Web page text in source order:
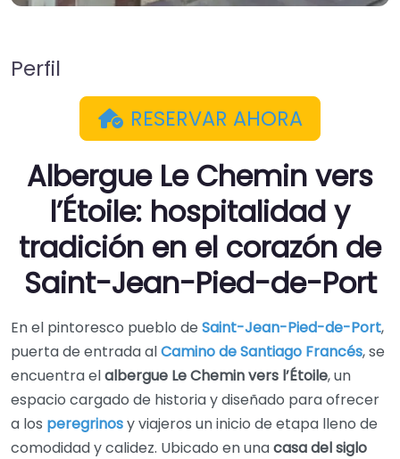
Perfil
RESERVAR AHORA
Albergue Le Chemin vers
l’Étoile: hospitalidad y
tradición en el corazón de
Saint-Jean-Pied-de-Port
En el pintoresco pueblo de Saint-Jean-Pied-de-Port,
puerta de entrada alCamino de Santiago Francés, se
encuentra elalbergue Le Chemin vers l’Étoile, un
espacio cargado de historia y diseñado para ofrecer
a los peregrinosy viajeros un inicio de etapa lleno de
comodidad y calidez. Ubicado en unacasa del siglo